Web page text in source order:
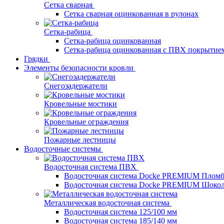
Сетка сварная
Сетка сварная оцинкованная в рулонах
Сетка-рабица
Сетка-рабица оцинкованная
Сетка-рабица оцинкованная с ПВХ
Грядки
Элементы безопасности кровли
Снегозадержатели
Кровельные мостики
Кровельные ограждения
Пожарные лестницы
Водосточные системы
Водосточная система ПВХ
Водосточная система Docke PREMIUM
Водосточная система Docke PREMIUM
Металлическая водосточная система
Водосточная система 125/100 мм
Водосточная система 185/140 мм